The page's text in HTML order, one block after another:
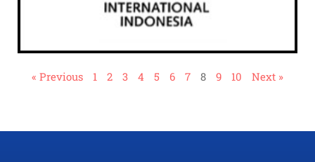
« Previous 1 2 3 4 5 6 7 8 9 10 Next »